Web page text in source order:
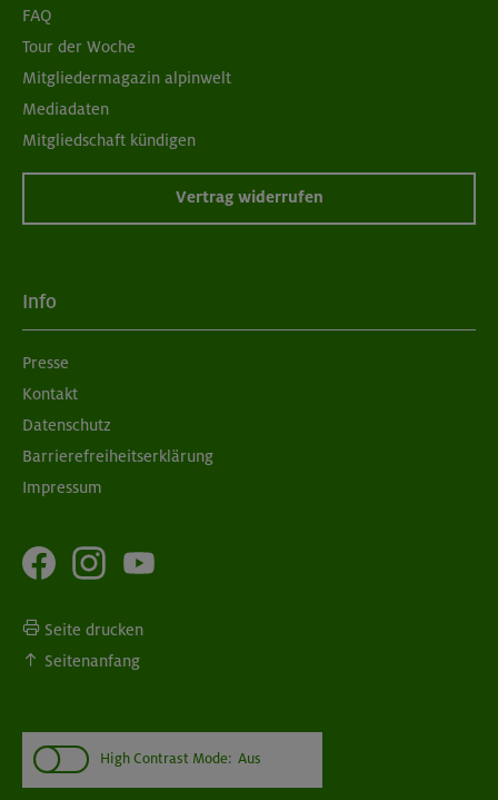
05./06.09.26
06.09.26
Schnupperkletterkurs indoor
München
FAQ
Tour der Woche
Mitgliedermagazin alpinwelt
Mediadaten
Mitgliedschaft kündigen
Vertrag widerrufen
Info
Presse
Kontakt
Datenschutz
Barrierefreiheitserklärung
Impressum
Seite drucken
Seitenanfang
High Contrast Mode: Aus